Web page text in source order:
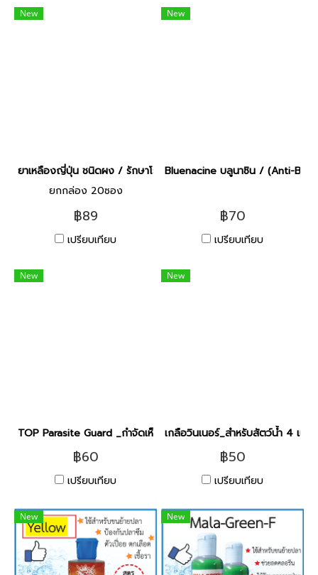
New
ยาเหลืองญี่ปุ่น ชนิดผง / รักษาโรคเชื้อรา แผลตามตัวปลา [5g]
ยกกล่อง 20ซอง
฿89
เปรียบเทียบ
New
Bluenacine บลูนาซิน / (Anti-
฿70
เปรียบเทียบ
New
TOP Parasite Guard _กำจัดเห็บ หนอนสมอ 50g.
฿60
เปรียบเทียบ
New
เกลือวินเนอร์_สำหรับสัตว์น้ำ 4 แ
฿50
เปรียบเทียบ
New New